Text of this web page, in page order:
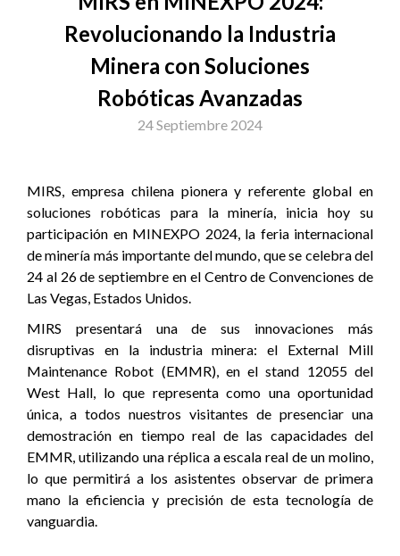
Revolucionando la Industria
Minera con Soluciones
Robóticas Avanzadas
24 Septiembre 2024
MIRS, empresa chilena pionera y referente global en
soluciones robóticas para la minería, inicia hoy su
participación en MINEXPO 2024, la feria internacional
de minería más importante del mundo, que se celebra del
24 al 26 de septiembre en el Centro de Convenciones de
Las Vegas, Estados Unidos.
MIRS presentará una de sus innovaciones más
disruptivas en la industria minera: el External Mill
Maintenance Robot (EMMR), en el stand 12055 del
West Hall, lo que representa como una oportunidad
única, a todos nuestros visitantes de presenciar una
demostración en tiempo real de las capacidades del
EMMR, utilizando una réplica a escala real de un molino,
lo que permitirá a los asistentes observar de primera
mano la eficiencia y precisión de esta tecnología de
vanguardia.